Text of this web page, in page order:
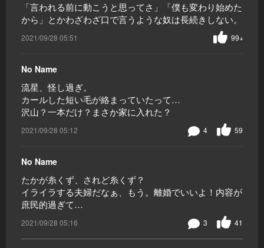
「言われる前に動こうと思ってさ」「僕も変わり始めた
から」とかわざわざ口で言うような奴は長続きしない。
2021/09/28 05:51 99+
No Name
流星、怪し過ぎ。
カールした短い毛が絡まっていたって…
沢山？一本だけ？まさか家に入れた？
2021/09/28 05:12 59
4
No Name
たかが糸くず、されど糸くず？
イライラする夫婦だなぁ、もう。離婚でいいよ！内容が
庶民的過ぎて…
2021/09/28 05:16 41
3